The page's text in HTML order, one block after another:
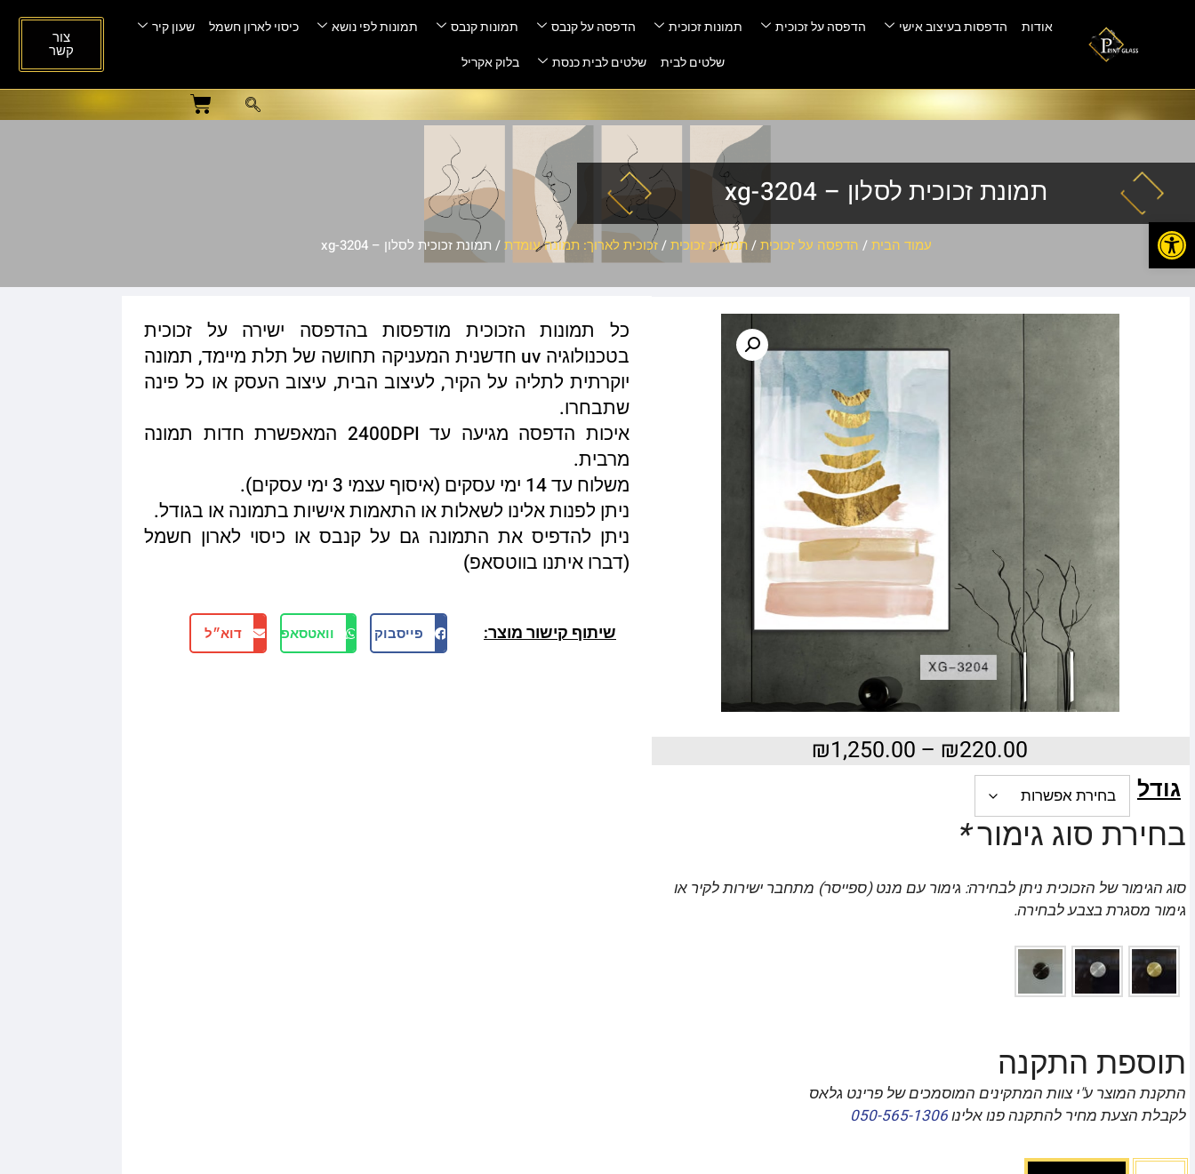
פתח סרגל נגישות
אודות הדפסות בעיצוב אישי הדפסה על זכוכית תמונות זכוכית הדפסה על קנבס תמונות קנבס תמונות לפי נושא כיסוי לארון חשמל
שעון קיר
שלטים לבית
שלטים לבית כנסת בלוק אקריל
צור
קשר
תמונת זכוכית לסלון – xg-3204
עמוד הבית/ הדפסה על זכוכית/ תמונות זכוכית/זכוכית לארוך: תמונה עומדת/ תמונת זכוכית לסלון – xg-3204
₪220.00
–
₪1,250.00
גודל
בחירת סוג גימור*
סוג הגימור של הזכוכית ניתן לבחירה: גימור עם מנט (ספייסר) מתחבר ישירות לקיר או
גימור מסגרת בצבע לבחירה.
תוספת התקנה
התקנת המוצר ע"י צוות המתקינים המוסמכים של פרינט גלאס
לקבלת הצעת מחיר להתקנה פנו אלינו050-565-1306
כל תמונות הזכוכית מודפסות בהדפסה ישירה על זכוכית
בטכנולוגיה uv חדשנית המעניקה תחושה של תלת מיימד, תמונה
יוקרתית לתליה על הקיר, לעיצוב הבית, עיצוב העסק או כל פינה
שתבחרו.
איכות הדפסה מגיעה עד 2400DPI המאפשרת חדות תמונה
מרבית.
משלוח עד 14 ימי עסקים (איסוף עצמי 3 ימי עסקים).
ניתן לפנות אלינו לשאלות או התאמות אישיות בתמונה או בגודל.
ניתן להדפיס את התמונה גם על קנבס או כיסוי לארון חשמל
(דברו איתנו בווטסאפ)
שיתוף קישור מוצר: פייסבוק וואטסאפ דוא״ל